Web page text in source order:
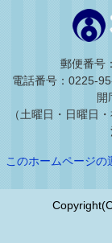
郵便番号
電話番号：0225-
開
（土曜日・日曜日
このホームページ